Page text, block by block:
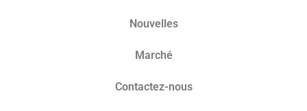
Nouvelles
Marché​
Contactez-nous